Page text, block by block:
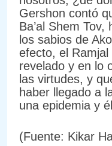
Gershon contó
Ba’al Shem
los sabios de
efecto, el
revelado y en lo
las virtudes, y
haber llegado a
una epidemia y
(Fuente: Kikar